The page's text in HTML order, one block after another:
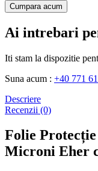
Cumpara acum
Ai intrebari
Iti stam la dispozitie
Suna acum : +40 771
Descriere
Recenzii (0)
Folie
Microni Eher